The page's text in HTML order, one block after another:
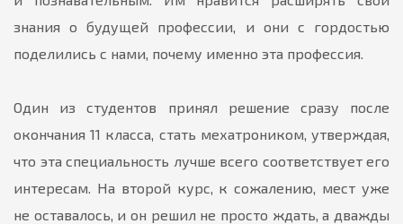
знания о будущей профессии, и они с гордостью
поделились с нами, почему именно эта профессия.
Один из студентов принял решение сразу после
окончания 11 класса, стать мехатроником, утверждая,
что эта специальность лучше всего соответствует его
интересам. На второй курс, к сожалению, мест уже
не оставалось, и он решил не просто ждать, а дважды